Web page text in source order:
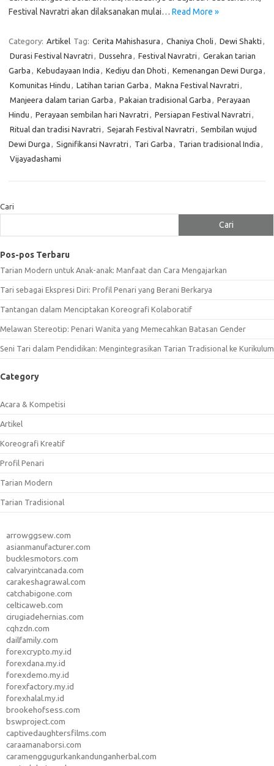
Festival Navratri akan dilaksanakan mulai… Read More »
Category: Artikel Tag: Cerita Mahishasura , Chaniya Choli , Dewi Shakti ,
Durasi Festival Navratri , Dussehra , Festival Navratri , Gerakan tarian
Garba , Kebudayaan India , Kediyu dan Dhoti , Kemenangan Dewi Durga ,
Komunitas Hindu , Latihan tarian Garba , Makna Festival Navratri ,
Manjeera dalam tarian Garba , Pakaian tradisional Garba , Perayaan
Hindu , Perayaan sembilan hari Navratri , Persiapan Festival Navratri ,
Ritual dan tradisi Navratri , Sejarah Festival Navratri , Sembilan wujud
Dewi Durga , Signifikansi Navratri , Tari Garba , Tarian tradisional India ,
Vijayadashami
Cari
Cari
Pos-pos Terbaru
Tarian Modern untuk Anak-anak: Manfaat dan Cara Mengajarkan
Tari sebagai Ekspresi Diri: Profil Penari yang Berani Berkarya
Tantangan dalam Menciptakan Koreografi Kolaboratif
Melawan Stereotip: Penari Wanita yang Memecahkan Batasan Gender
Seni Tari dalam Pendidikan: Mengintegrasikan Tarian Tradisional ke Kurikulum
Category
Acara & Kompetisi
Artikel
Koreografi Kreatif
Profil Penari
Tarian Modern
Tarian Tradisional
arrowggsew.com
asianmanufacturer.com
bucklesmotors.com
calvaryintcanada.com
carakeshagrawal.com
catchabigone.com
celticaweb.com
cirugiadehernias.com
cqhzdn.com
dailfamily.com
forexcrypto.my.id
forexdana.my.id
forexdemo.my.id
forexfactory.my.id
forexhalal.my.id
brookehofsess.com
bswproject.com
captivedaughtersfilms.com
caraamanaborsi.com
caramenggugurkankandunganherbal.com